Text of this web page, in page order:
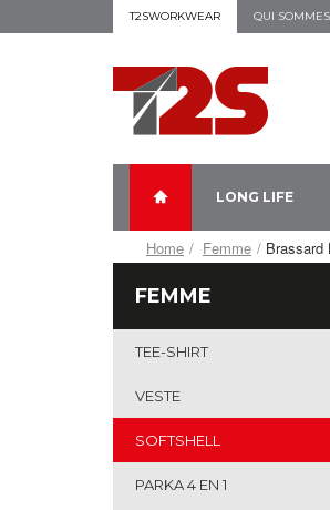
T2SWORKWEAR QUI
LONG LIFE
Home Femme Brassard
FEMME
TEE-SHIRT
VESTE
SOFTSHELL
PARKA 4 EN 1